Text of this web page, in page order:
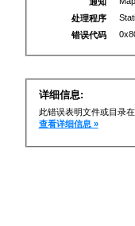
处理程序
错误代码
详细信息:
此错误表明文件或目录
查看详细信息 »